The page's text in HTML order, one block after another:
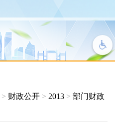
> 财政公开 > 2013 > 部门财政